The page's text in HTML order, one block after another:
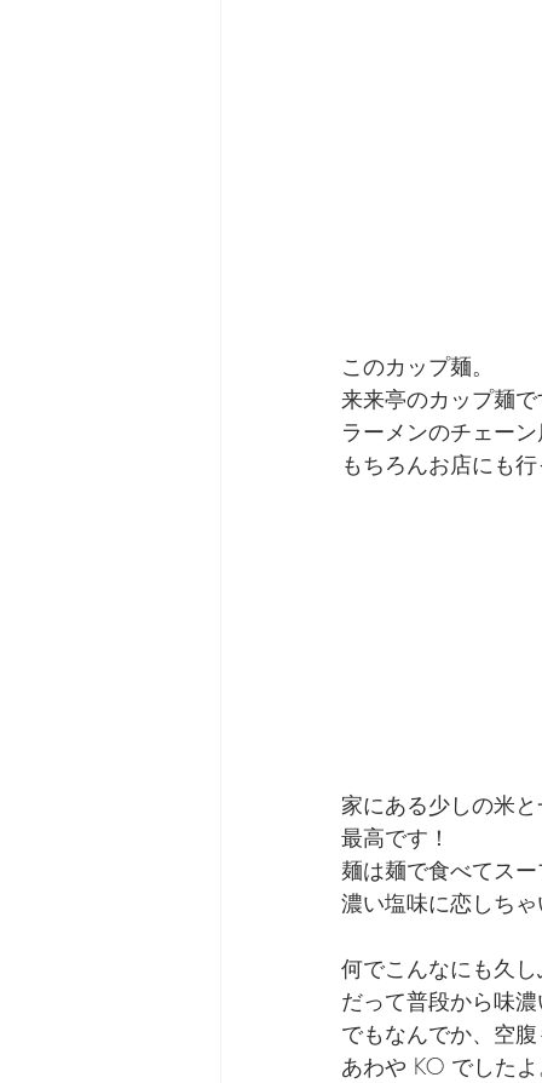
このカップ麺。
来来亭のカップ麺で
ラーメンのチェー
もちろんお店にも
家にある少しの米
最高です！
麺は麺で食べてスー
濃い塩味に恋しちゃ
何でこんなにも久し
だって普段から味濃
でもなんでか、空
あわや KO でしたよ